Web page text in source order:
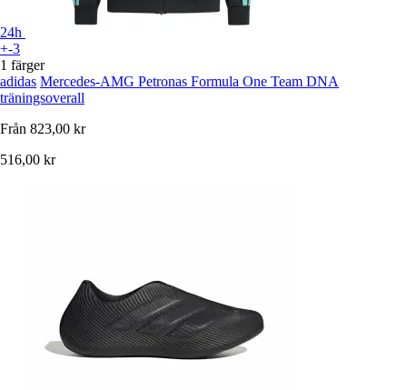
24h
+-3
1 färger
adidas Mercedes-AMG Petronas Formula One Team DNA
träningsoverall
Från 823,00 kr
516,00 kr